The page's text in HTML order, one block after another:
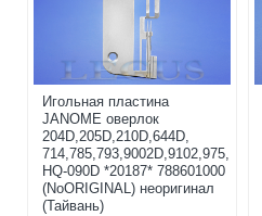
Игольная пластина
JANOME оверлок
204D,205D,210D,644D,
714,785,793,9002D,9102,975,
HQ-090D *20187* 788601000
(NoORIGINAL) неоригинал
(Тайвань)